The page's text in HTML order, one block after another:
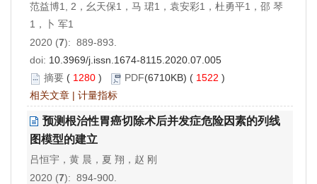
范益博1, 2，幺天保1，马 珺1，袁安彩1，杜勇平1，邵 琴
1，卜 军1
2020 (7): 889-893.
doi: 10.3969/j.issn.1674-8115.2020.07.005
摘要 ( 1280 ) PDF(6710KB) ( 1522 )
相关文章 | 计量指标
预测根治性胃癌切除术后并发症危险因素的列线
图模型的建立
吕恒宇，黄 晨，夏 翔，赵 刚
2020 (7): 894-900.